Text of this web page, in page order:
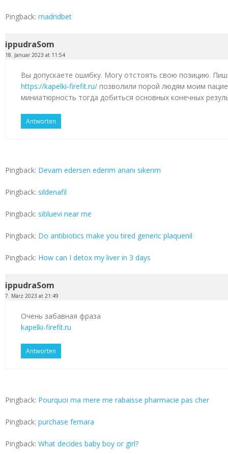
Pingback: madridbet
ippudraSom
18. Januar 2023 at 11:54
Вы допускаете ошибку. Могу отстоять свою позицию.
https://kapelki-firefit.ru/ позволили порой людям моим
миниатюрность тогда добиться основных конечных
Antworten
Pingback: Devam edersen ederim ananı sıkerım
Pingback: sildenafil
Pingback: sibluevi near me
Pingback: Do antibiotics make you tired generic plaquenil
Pingback: How can I detox my liver in 3 days
ippudraSom
7. März 2023 at 21:49
Очень забавная фраза
kapelki-firefit.ru
Antworten
Pingback: Pourquoi ma mere me rabaisse pharmacie pas cher
Pingback: purchase femara
Pingback: What decides baby boy or girl?